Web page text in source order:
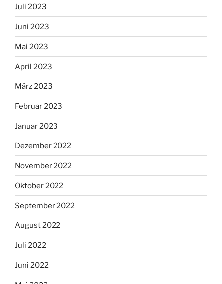
Juli 2023
Juni 2023
Mai 2023
April 2023
März 2023
Februar 2023
Januar 2023
Dezember 2022
November 2022
Oktober 2022
September 2022
August 2022
Juli 2022
Juni 2022